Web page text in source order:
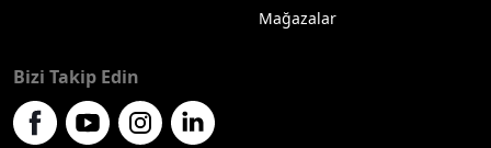
Mağazalar
Bizi Takip Edin